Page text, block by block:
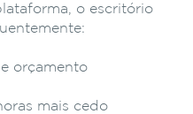
o escritório
orçamento
mais cedo